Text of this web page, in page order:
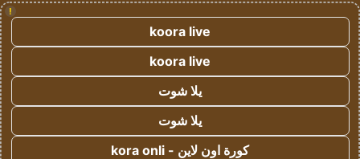
!
koora live
koora live
يلا شوت
يلا شوت
كورة اون لاين - kora onli